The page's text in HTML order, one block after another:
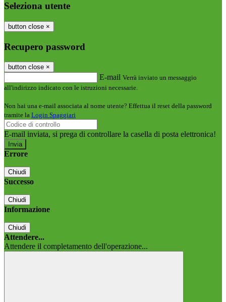
Seleziona utente
button close ×
Recupero password
button close ×
E-mail Verrà inviato un messaggio
all'indirizzo indicato con le istruzioni necessarie.
Non hai una e-mail associata al nome utente? Effettua il reset della password
tramite la Login Spaggiari
E-mail inviata, si prega di controllare la casella di posta elettronica!
Errore
Chiudi
Successo
Chiudi
Informazione
Chiudi
Attendere...
Attendere il completamento dell'operazione...